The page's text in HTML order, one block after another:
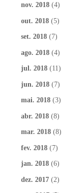
nov. 2018 (4)
out. 2018 (5)
set. 2018 (7)
ago. 2018 (4)
jul. 2018 (11)
jun. 2018 (7)
mai. 2018 (3)
abr. 2018 (8)
mar. 2018 (8)
fev. 2018 (7)
jan. 2018 (6)
dez. 2017 (2)